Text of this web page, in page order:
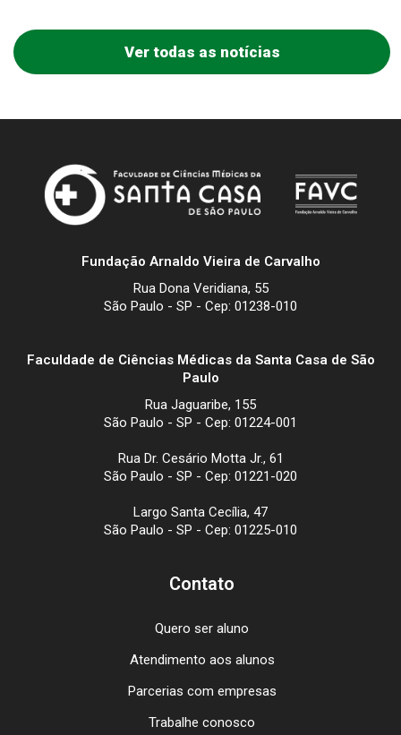
Ver todas as notícias
Fundação Arnaldo Vieira de Carvalho
Rua Dona Veridiana, 55
São Paulo - SP - Cep: 01238-010
Faculdade de Ciências Médicas da Santa Casa de São
Paulo
Rua Jaguaribe, 155
São Paulo - SP - Cep: 01224-001
Rua Dr. Cesário Motta Jr., 61
São Paulo - SP - Cep: 01221-020
Largo Santa Cecília, 47
São Paulo - SP - Cep: 01225-010
Contato
Quero ser aluno
Atendimento aos alunos
Parcerias com empresas
Trabalhe conosco